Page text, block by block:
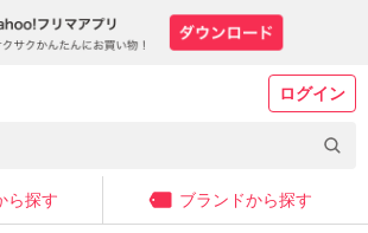
ログイン
ら探す ブランドから探す